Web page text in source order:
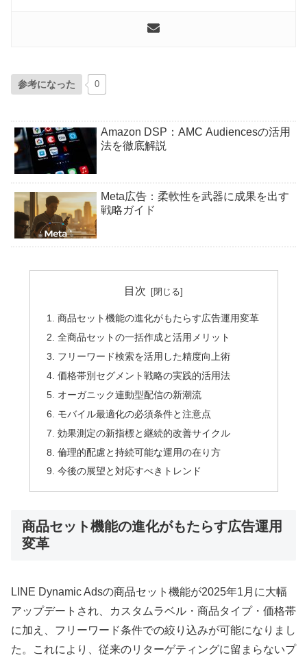
参考になった 0
Amazon DSP：AMC Audiencesの活用
法を徹底解説
Meta広告：柔軟性を武器に成果を出す
戦略ガイド
目次
商品セット機能の進化がもたらす広告運用変革
全商品セットの一括作成と活用メリット
フリーワード検索を活用した精度向上術
価格帯別セグメント戦略の実践的活用法
オーガニック連動型配信の新潮流
モバイル最適化の必須条件と注意点
効果測定の新指標と継続的改善サイクル
倫理的配慮と持続可能な運用の在り方
今後の展望と対応すべきトレンド
商品セット機能の進化がもたらす広告運用
変革
LINE Dynamic Adsの商品セット機能が2025年1月に大幅
アップデートされ、カスタムラベル・商品タイプ・価格帯
に加え、フリーワード条件での絞り込みが可能になりまし
た。これにより、従来のリターゲティングに留まらないプ